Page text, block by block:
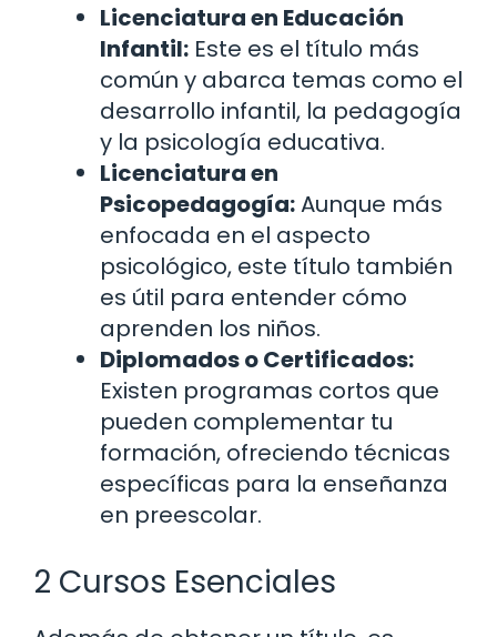
Licenciatura en Educación
Infantil: Este es el título más
común y abarca temas como el
desarrollo infantil, la pedagogía
y la psicología educativa.
Licenciatura en
Psicopedagogía:Aunque más
enfocada en el aspecto
psicológico, este título también
es útil para entender cómo
aprenden los niños.
Diplomados o Certificados:
Existen programas cortos que
pueden complementar tu
formación, ofreciendo técnicas
específicas para la enseñanza
en preescolar.
2 Cursos Esenciales